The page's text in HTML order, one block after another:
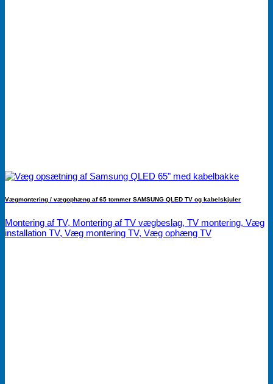
Vægmontering / vægophæng af 65 tommer SAMSUNG QLED TV og kabelskjuler
Montering af TV, Montering af TV vægbeslag, TV montering, Væg
installation TV, Væg montering TV, Væg ophæng TV